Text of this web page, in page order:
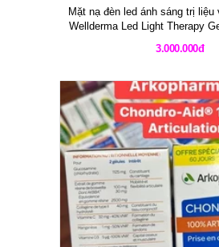
Mặt nạ đèn led ánh sáng trị
Wellderma Led Light Therapy
3.000.000đ